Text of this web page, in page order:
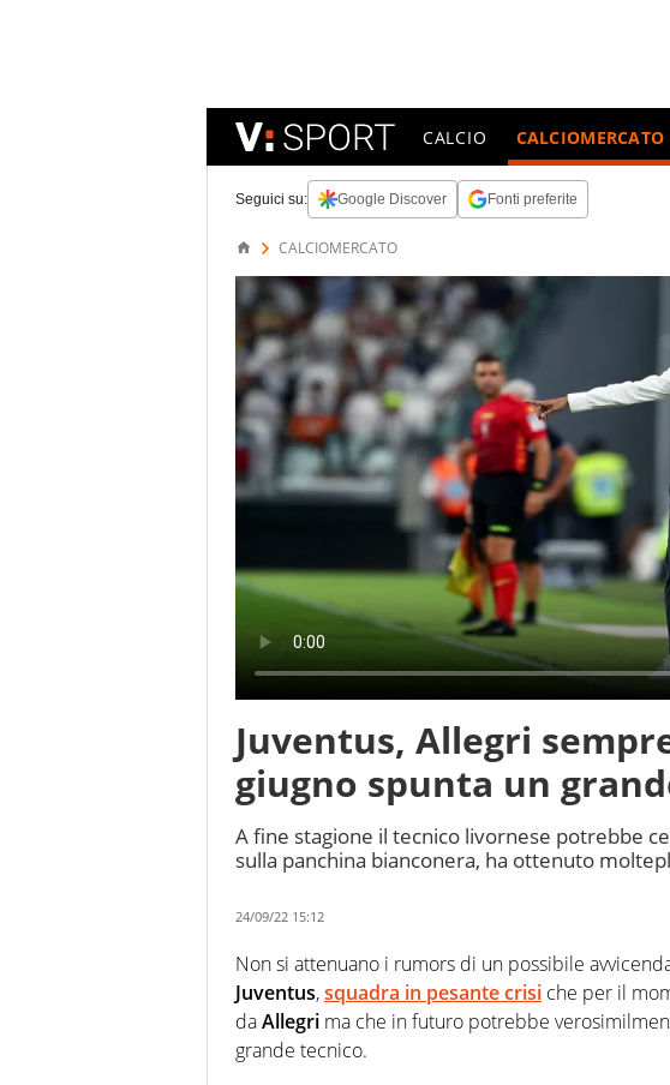
CALCIO CALCIOMERCATO
Seguici su: Google Discover Fonti preferite
CALCIOMERCATO
Juventus, Allegri
giugno spunta un
A fine stagione il tecnico livornese potrebbe
sulla panchina bianconera, ha ottenuto
24/09/22 15:12
Non si attenuano i rumors di un possibile
Juventus,squadra in pesante crisi che per il
daAllegri ma che in futuro potrebbe
grande tecnico.